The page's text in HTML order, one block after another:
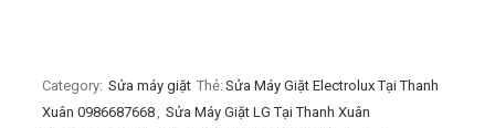
Category: Sửa máy giặt Thẻ: Sửa Máy Giặt Electrolux Tại Thanh
Xuân 0986687668
Sửa Máy Giặt LG Tại Thanh Xuân